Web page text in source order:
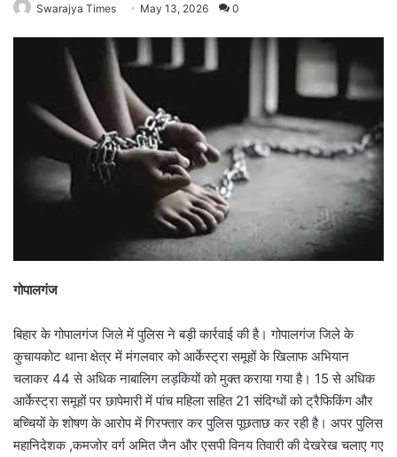
Swarajya Times May 13, 2026 0
गोपालगंज
बिहार के गोपालगंज जिले में पुलिस ने बड़ी कार्रवाई की है। गोपालगंज जिले के
कुचायकोट थाना क्षेत्र में मंगलवार को आर्केस्ट्रा समूहों के खिलाफ अभियान
चलाकर 44 से अधिक नाबालिग लड़कियों को मुक्त कराया गया है। 15 से अधिक
आर्केस्ट्रा समूहों पर छापेमारी में पांच महिला सहित 21 संदिग्धों को ट्रैफिकिंग और
बच्चियों के शोषण के आरोप में गिरफ्तार कर पुलिस पूछताछ कर रही है। अपर पुलिस
महानिदेशक ,कमजोर वर्ग अमित जैन और एसपी विनय तिवारी की देखरेख चलाए गए